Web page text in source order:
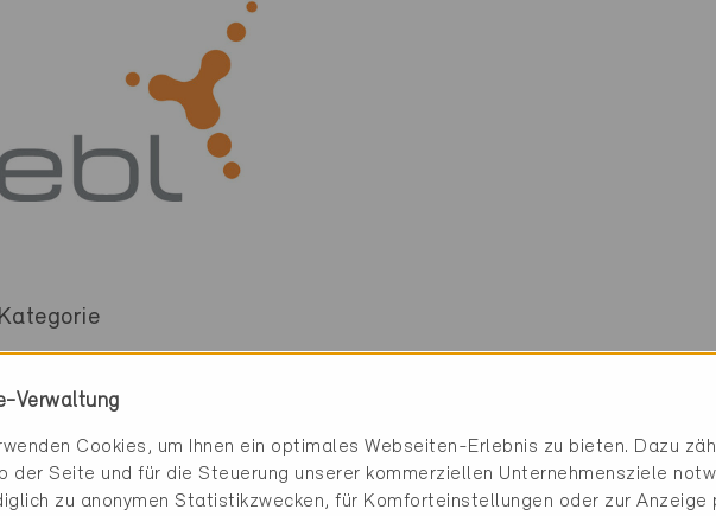
Kategorie
Verwaltung
Cookies, um Ihnen ein optimales Webseiten-Erlebnis zu bieten. Dazu
der Seite und für die Steuerung unserer kommerziellen Unternehmensziele
zu anonymen Statistikzwecken, für Komforteinstellungen oder zur